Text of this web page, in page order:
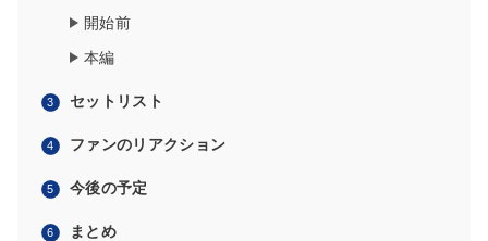
開始前
本編
セットリスト
ファンのリアクション
今後の予定
まとめ